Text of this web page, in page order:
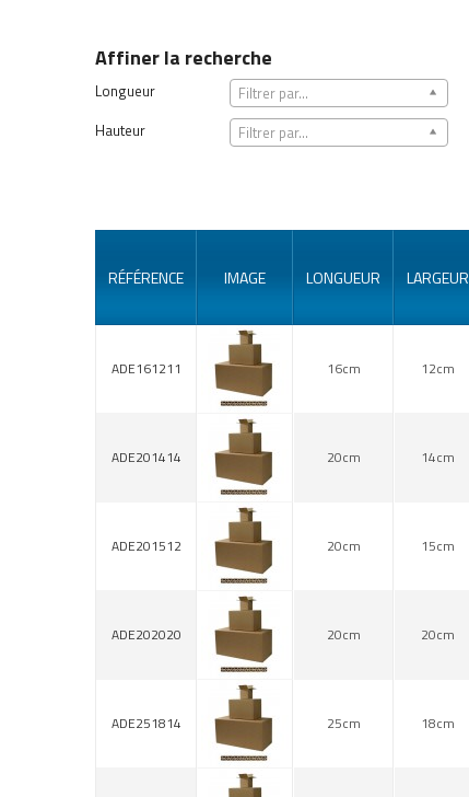
Affiner la recherche
Longueur Filtrer par...
Hauteur
Filtrer par...
RÉFÉRENCE IMAGE LONGUEUR LARGEUR
ADE161211 16cm 12cm
ADE201414 20cm 14cm
ADE201512 20cm 15cm
ADE202020 20cm 20cm
ADE251814 25cm 18cm